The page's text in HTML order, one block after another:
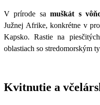
V prírode samuškát s
Južnej Afrike, konkrétne v
Kapsko. Rastie na
oblastiach so stredomorským
Kvitnutie a